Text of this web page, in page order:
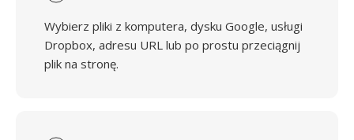
Wybierz pliki z komputera, dysku Google, usługi
Dropbox, adresu URL lub po prostu przeciągnij
plik na stronę.